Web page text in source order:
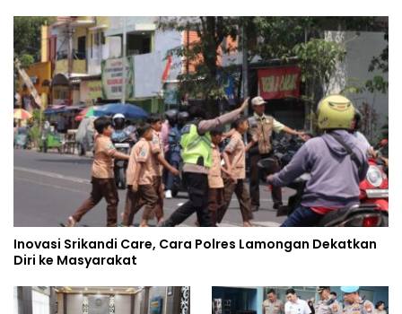
Inovasi Srikandi Care, Cara Polres Lamongan Dekatkan
Diri ke Masyarakat